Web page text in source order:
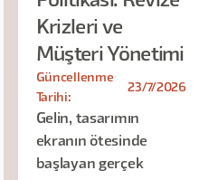
Krizleri ve
Müşteri Yönetimi
Güncellenme
Tarihi:
23/7/2026
Gelin, tasarımın
ekranın ötesinde
başlayan gerçek